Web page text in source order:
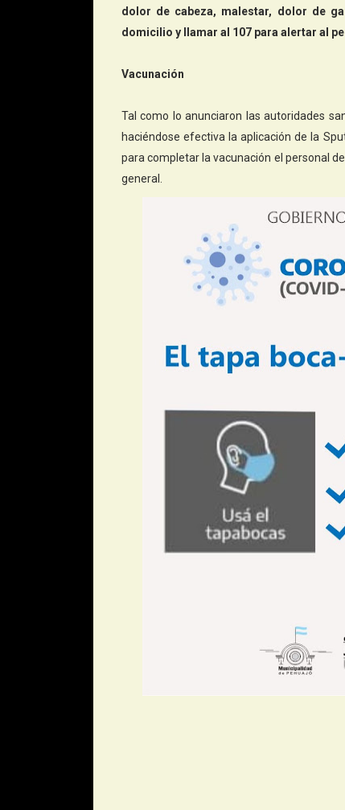
dolor de cabeza, malestar, dolor de
domicilio y llamar al 107 para alertar al
Vacunación
Tal como lo anunciaron las autoridades
haciéndose efectiva la aplicación de la
para completar la vacunación el personal
general.